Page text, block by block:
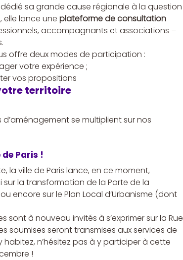
sa grande cause régionale à la question
lance une plateforme de consultation
accompagnants et associations –
offre deux modes de participation :
votre expérience ;
vos propositions
territoire
se multiplient sur nos
Paris !
la ville de Paris lance, en ce moment,
la transformation de la Porte de la
encore sur le Plan Local d’Urbanisme (dont
sont à nouveau invités à s’exprimer sur la Rue
soumises seront transmises aux services de
n’hésitez pas à y participer à cette
!